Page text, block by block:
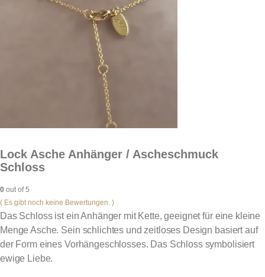
Lock Asche Anhänger / Ascheschmuck
Schloss
0 out of 5
( Es gibt noch keine Bewertungen. )
Das Schloss ist ein Anhänger mit Kette, geeignet für eine kleine
Menge Asche. Sein schlichtes und zeitloses Design basiert auf
der Form eines Vorhängeschlosses. Das Schloss symbolisiert
ewige Liebe.